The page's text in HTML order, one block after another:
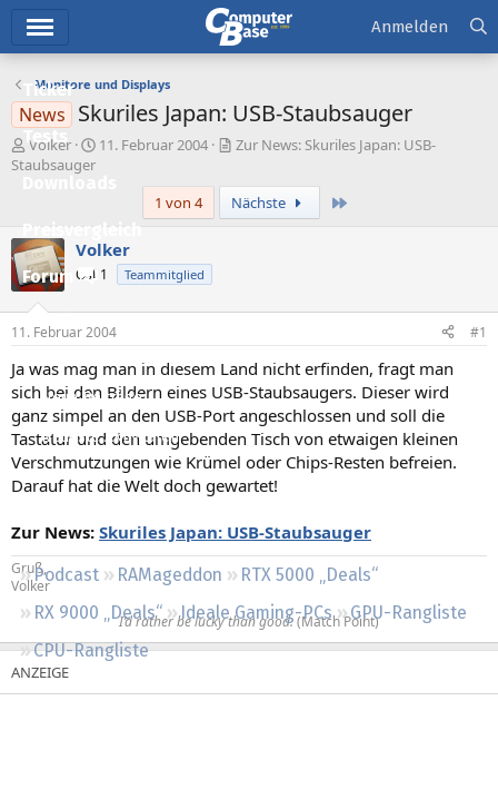
Ticker
Tests
Preisvergleich
Forum
Empfohlene Inhalte
Neue Beiträge
Neueste Aktivitäten
Leserartikel
Podcast RAMageddon
RTX 5000 „Deals“
RX 9000 „Deals“
Ideale Gaming-PCs
GPU-Rangliste
CPU-Rangliste
Anmelden
Monitore und Displays
News Skuriles Japan: USB-Staubsauger
E
r
e
l
l
e
r
Volker
E
l
m
11. Februar 2004
Zur News: Skuriles Japan: USB-
Staubsauger
1 von 4
Nächste
Volker
Ost 1 Teammitglied
11. Februar 2004 #1
Ja was mag man in diesem Land nicht erfinden, fragt man
sich bei den Bildern eines USB-Staubsaugers. Dieser wird
ganz simpel an den USB-Port angeschlossen und soll die
Tastatur und den umgebenden Tisch von etwaigen kleinen
Verschmutzungen wie Krümel oder Chips-Resten befreien.
Darauf hat die Welt doch gewartet!
Zur News: Skuriles Japan: USB-Staubsauger
Gruß,
Volker
I’d rather be lucky than good.(Match Point)​